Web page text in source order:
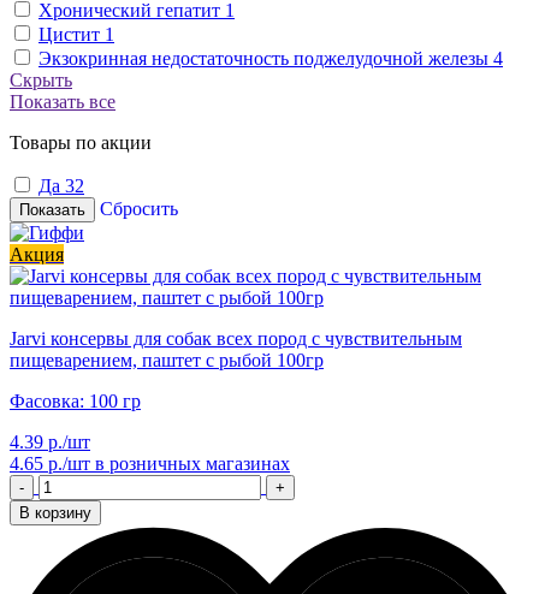
Хронический гепатит 1
Цистит 1
Экзокринная недостаточность поджелудочной железы 4
Скрыть
Показать все
Товары по акции
Да 32
Показать Сбросить
Акция
Jarvi консервы для собак всех пород с чувствительным
пищеварением, паштет с рыбой 100гр
Фасовка: 100 гр
4.39 р./шт
4.65 р./шт в розничных магазинах
-
+
В корзину